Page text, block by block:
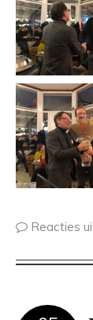
Reacties